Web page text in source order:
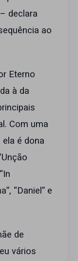
declara
ao
Eterno
à da
Com uma
é dona
“Daniel” e
de
vários